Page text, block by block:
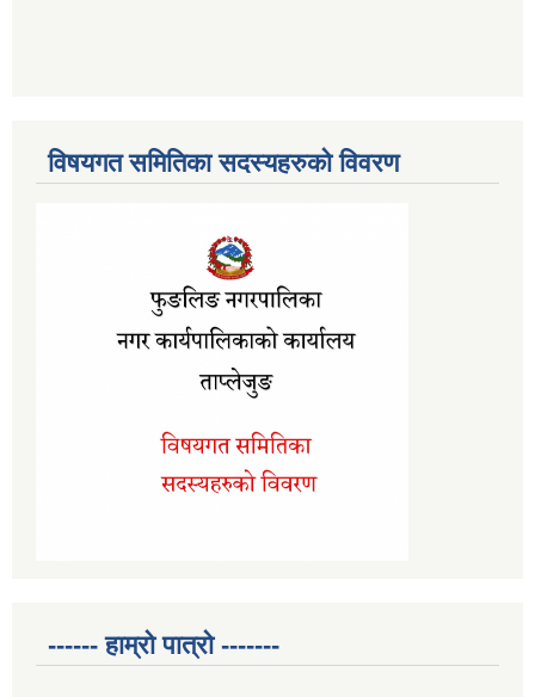
विषयगत समितिका सदस्यहरुको विवरण
------ हाम्रो पात्रो -------